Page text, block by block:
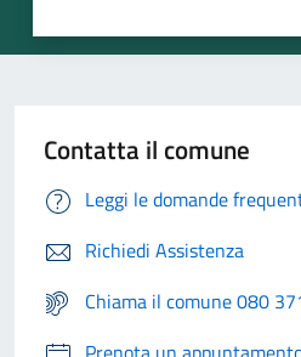
Contatta il comune
Leggi le domande
Richiedi Assistenza
Chiama il comune 080